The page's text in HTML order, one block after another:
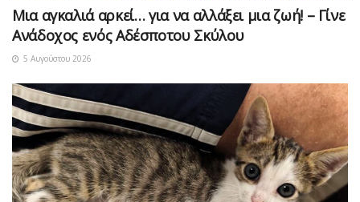
Μια αγκαλιά αρκεί… για να αλλάξει μια ζωή! – Γίνε
Ανάδοχος ενός Αδέσποτου Σκύλου
5 Αυγούστου 2026